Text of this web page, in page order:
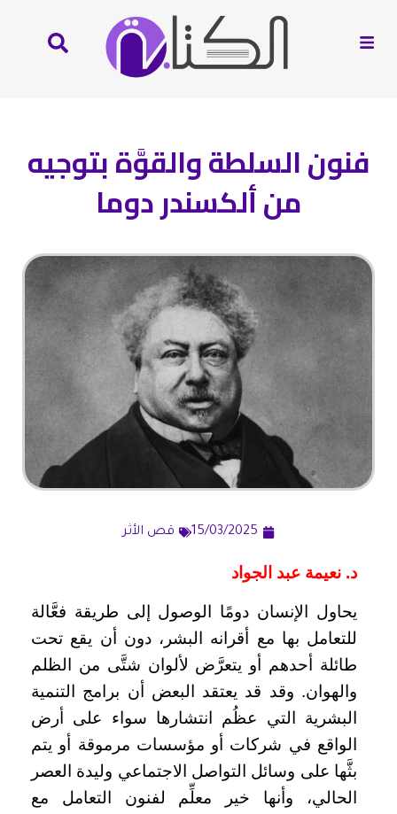
فنون السلطة والقوَّة بتوجيه
من ألكسندر دوما
15/03/2025 قص الأثر
د. نعيمة عبد الجواد
يحاول الإنسان دومًا الوصول إلى طريقة فعَّالة
للتعامل بها مع أقرانه البشر، دون أن يقع تحت
طائلة أحدهم أو يتعرَّض لألوان شتَّى من الظلم
والهوان. وقد قد يعتقد البعض أن برامج التنمية
البشرية التي عظُم انتشارها سواء على أرض
الواقع في شركات أو مؤسسات مرموقة أو يتم
بثَّها على وسائل التواصل الاجتماعي وليدة العصر
الحالي، وأنها خير معلِّم لفنون التعامل مع